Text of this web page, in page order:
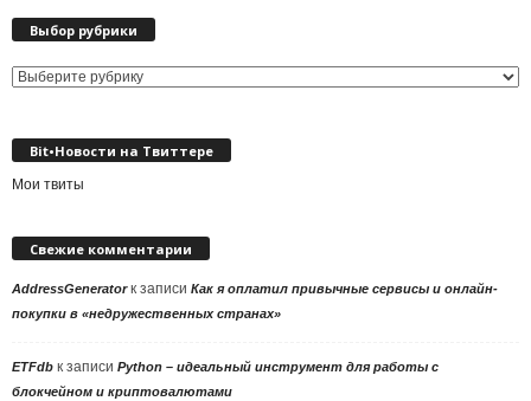
Выбор рубрики
Выбор
Bit•Новости на Твиттере
Мои твиты
Свежие комментарии
AddressGeneratorк записи Как я оплатил привычные сервисы и онлайн-
покупки в «недружественных странах»
ETFdb к записи Python – идеальный инструмент для работы с
блокчейном и криптовалютами